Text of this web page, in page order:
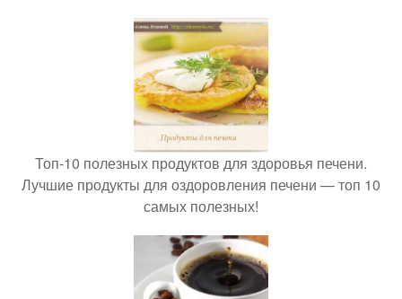
Топ-10 полезных продуктов для здоровья печени.
Лучшие продукты для оздоровления печени — топ 10
самых полезных!